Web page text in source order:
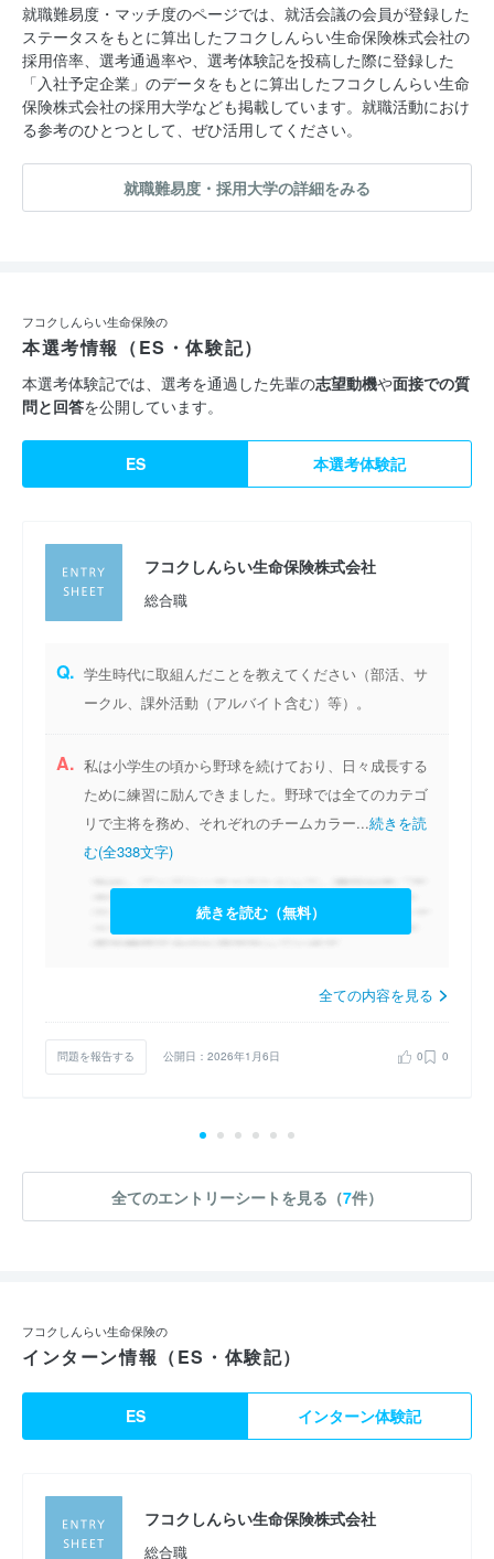
就職難易度・マッチ度のページでは、就活会議の会員が登録した
ステータスをもとに算出したフコクしんらい生命保険株式会社の
採用倍率、選考通過率や、選考体験記を投稿した際に登録した
「入社予定企業」のデータをもとに算出したフコクしんらい生命
保険株式会社の採用大学なども掲載しています。就職活動におけ
る参考のひとつとして、ぜひ活用してください。
就職難易度・採用大学の詳細をみる
フコクしんらい生命保険の
本選考情報（ES・体験記）
本選考体験記では、選考を通過した先輩の志望動機や面接での質
問と回答を公開しています。
ES 本選考体験記
フコクしんらい生命保険株式会社
総合職
Q. 学生時代に取組んだことを教えてください（部活、サ
ークル、課外活動（アルバイト含む）等）。
A. 私は小学生の頃から野球を続けており、日々成長する
ために練習に励んできました。野球では全てのカテゴ
リで主将を務め、それぞれのチームカラー...続きを読
む(全338文字)
続きを読む（無料）
全ての内容を見る
問題を報告する 公開日：2026年1月6日 0 0
全てのエントリーシートを見る（7件）
フコクしんらい生命保険の
インターン情報（ES・体験記）
ES インターン体験記
フコクしんらい生命保険株式会社
総合職